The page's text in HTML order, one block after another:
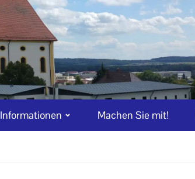
Informationen Machen Sie mit!